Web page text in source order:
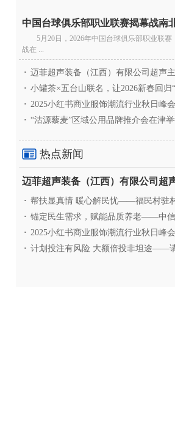
5月20日，2026年中国台球俱乐部职业联赛
战在 ...
· 迈菲超声装备（江西）有限公司超声主轴研发
· 小罐茶×五台山联名，让2026新春回归
· 2025小红书商业服饰潮流行业秋日峰会圆满落
· “沽源藜麦”区域公用品牌推介会在津举行，高
热点新闻
· 帮扶显真情 暖心解民忧——福民村驻村工作队
· 锚定民生需求，赋能品质养老——中信银行深圳
· 2025小红书商业服饰潮流行业秋日峰会圆满落
· 计划投注有风险 大额倍投非坦途——请对非理